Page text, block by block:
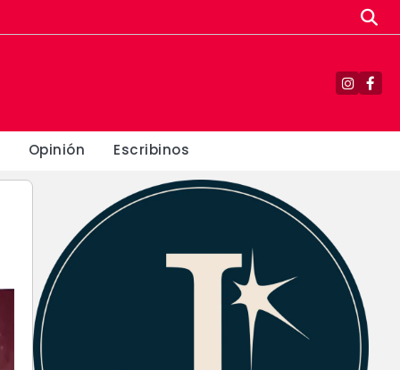
Opinión Escribinos